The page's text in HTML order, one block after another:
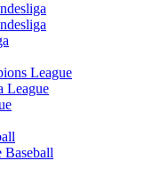
League
League
Baseball